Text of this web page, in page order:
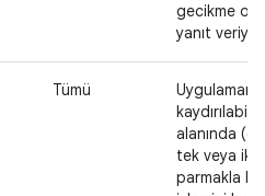
gecikme
yanıt
Tümü
Uygulamanın
alanında
tek veya iki
parmakla